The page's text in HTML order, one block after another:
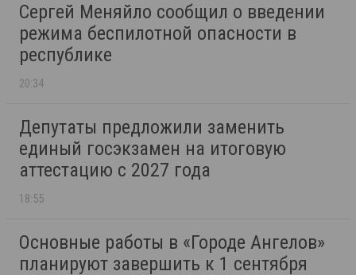
Сергей Меняйло сообщил о введении
режима беспилотной опасности в
республике
20:34
Депутаты предложили заменить
единый госэкзамен на итоговую
аттестацию с 2027 года
18:55
Основные работы в «Городе Ангелов»
планируют завершить к 1 сентября